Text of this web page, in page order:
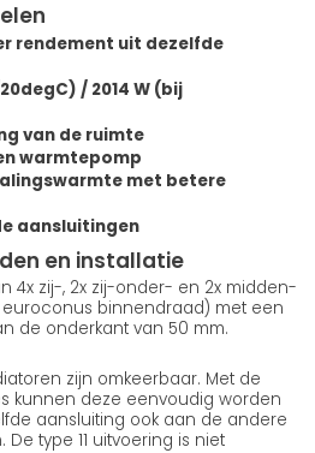
rendement uit dezelfde
/ 2014 W (bij
van de ruimte
warmtepomp
met betere
aansluitingen
en installatie
4x zij-, 2x zij-onder- en 2x midden-
binnendraad) met een
de onderkant van 50 mm.
zijn omkeerbaar. Met de
kunnen deze eenvoudig worden
aansluiting ook aan de andere
type 11 uitvoering is niet